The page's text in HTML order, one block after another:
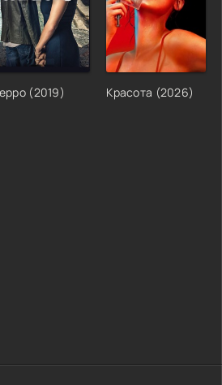
(2019) Красота (2026)